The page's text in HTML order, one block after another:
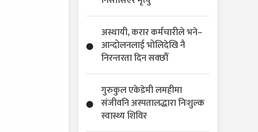
अस्थायी, करार कर्मचारीले भने–
आन्दोलनलाई भोलिदेखि नै
निरन्तरता दिन सक्छौँ
गुरुकुल एकेडेमी लमहीमा
संजीवनि अस्पतालद्धारा निःशुल्क
स्वास्थ्य शिविर